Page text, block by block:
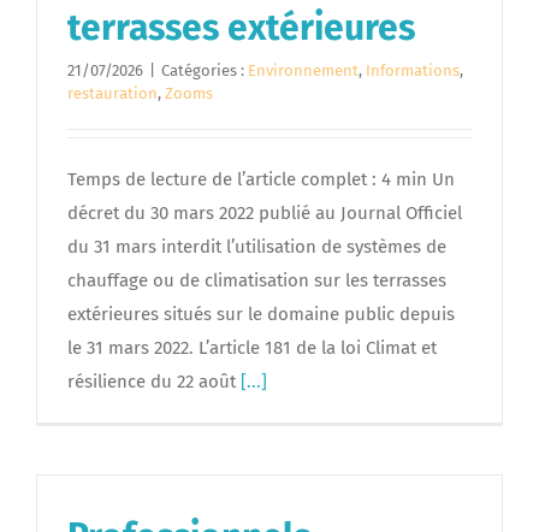
terrasses extérieures
21/07/2026 Catégories : Environnement, Informations,
restauration, Zooms
Temps de lecture de l’article complet : 4 min Un
décret du 30 mars 2022 publié au Journal Officiel
du 31 mars interdit l’utilisation de systèmes de
chauffage ou de climatisation sur les terrasses
extérieures situés sur le domaine public depuis
le 31 mars 2022. L’article 181 de la loi Climat et
résilience du 22 août [...]